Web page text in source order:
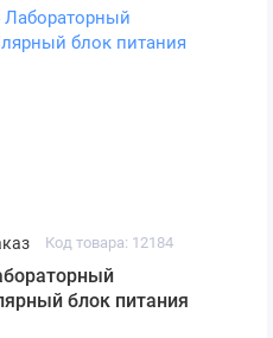
Код товара: 12184
блок питания